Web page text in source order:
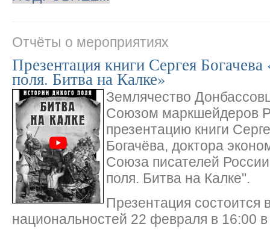
Отчёты о мероприятиях
Презентация книги Сергея
поля. Битва на Калке»
Землячество
Союзом маркшейдеров
презентацию книги
Богачёва, доктора
Союза писателей
поля. Битва на Калке".
Презентация состоится
национальностей 22 февраля в 16:00